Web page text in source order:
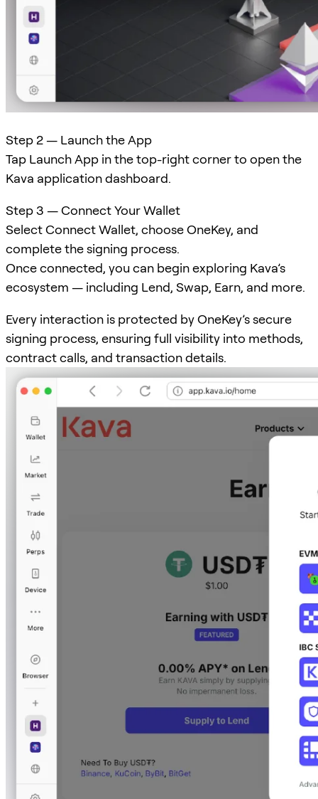
Step 2 — Launch the App
Tap Launch App in the top-right corner to open the
Kava application dashboard.
Step 3 — Connect Your Wallet
Select Connect Wallet, choose OneKey, and
complete the signing process.
Once connected, you can begin exploring Kava’s
ecosystem — including Lend, Swap, Earn, and more.
Every interaction is protected by OneKey’s secure
signing process, ensuring full visibility into methods,
contract calls, and transaction details.